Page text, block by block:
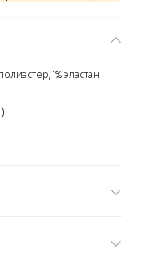
1% эластан